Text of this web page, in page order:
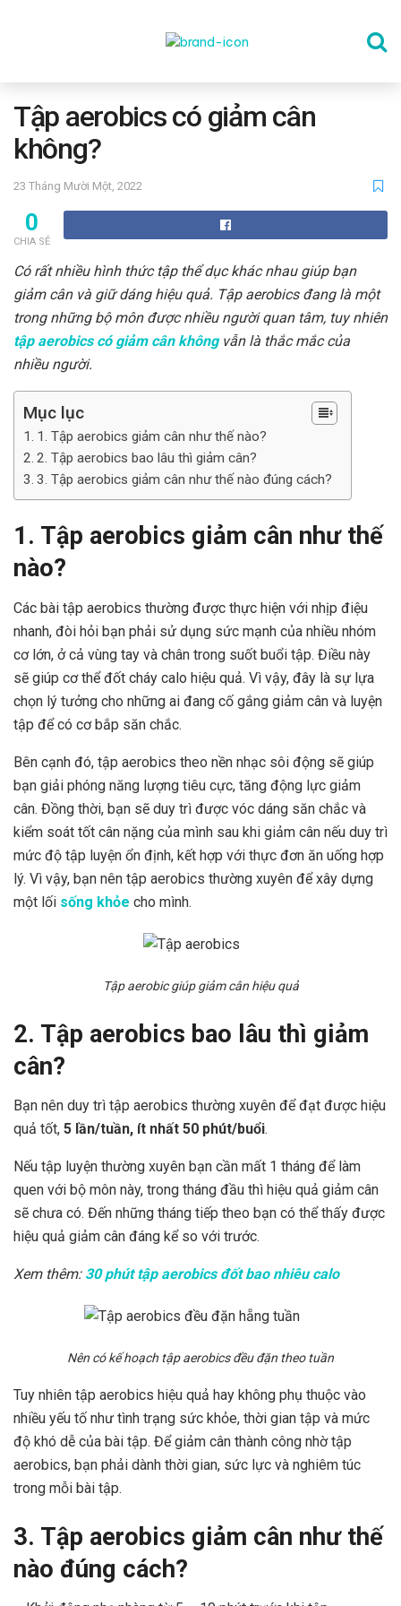
THỂ DỤC
DINH DƯỠNG
SỨC KHỎE TINH THẦN
CÔNG NGHỆ
Tập aerobics có giảm cân
không?
23 Tháng Mười Một, 2022
0
CHIA SẺ
Có rất nhiều hình thức tập thể dục khác nhau giúp bạn
giảm cân và giữ dáng hiệu quả. Tập aerobics đang là một
trong những bộ môn được nhiều người quan tâm, tuy nhiên
tập aerobics có giảm cân khôngvẫn là thắc mắc của
nhiều người.
Mục lục
1. Tập aerobics giảm cân như thế nào?
2. Tập aerobics bao lâu thì giảm cân?
3. Tập aerobics giảm cân như thế nào đúng cách?
1. Tập aerobics giảm cân như thế
nào?
Các bài tập aerobics thường được thực hiện với nhịp điệu
nhanh, đòi hỏi bạn phải sử dụng sức mạnh của nhiều nhóm
cơ lớn, ở cả vùng tay và chân trong suốt buổi tập. Điều này
sẽ giúp cơ thể đốt cháy calo hiệu quả. Vì vậy, đây là sự lựa
chọn lý tưởng cho những ai đang cố gắng giảm cân và luyện
tập để có cơ bắp săn chắc.
Bên cạnh đó, tập aerobics theo nền nhạc sôi động sẽ giúp
bạn giải phóng năng lượng tiêu cực, tăng động lực giảm
cân. Đồng thời, bạn sẽ duy trì được vóc dáng săn chắc và
kiểm soát tốt cân nặng của mình sau khi giảm cân nếu duy trì
mức độ tập luyện ổn định, kết hợp với thực đơn ăn uống hợp
lý. Vì vậy, bạn nên tập aerobics thường xuyên để xây dựng
một lối sống khỏe cho mình.
Tập aerobic giúp giảm cân hiệu quả
2. Tập aerobics bao lâu thì giảm
cân?
Bạn nên duy trì tập aerobics thường xuyên để đạt được hiệu
quả tốt, 5 lần/tuần, ít nhất 50 phút/buổi.
Nếu tập luyện thường xuyên bạn cần mất 1 tháng để làm
quen với bộ môn này, trong tháng đầu thì hiệu quả giảm cân
sẽ chưa có. Đến những tháng tiếp theo bạn có thể thấy được
hiệu quả giảm cân đáng kể so với trước.
Xem thêm: 30 phút tập aerobics đốt bao nhiêu calo
Nên có kế hoạch tập aerobics đều đặn theo tuần
Tuy nhiên tập aerobics hiệu quả hay không phụ thuộc vào
nhiều yếu tố như tình trạng sức khỏe, thời gian tập và mức
độ khó dễ của bài tập. Để giảm cân thành công nhờ tập
aerobics, bạn phải dành thời gian, sức lực và nghiêm túc
trong mỗi bài tập.
3. Tập aerobics giảm cân như thế
nào đúng cách?